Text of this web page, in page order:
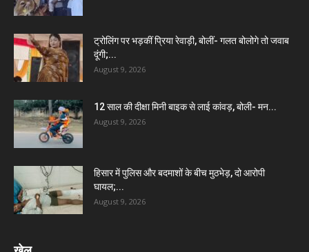
ट्रोलिंग पर भड़कीं प्रिया रेवाड़ी, बोलीं- गलत बोलोगे तो जवाब
दूंगी;...
August 9, 2026
12 साल की दीक्षा मिनी बाइक से लाई कांवड़, बोली- मन...
August 9, 2026
हिसार में पुलिस और बदमाशों के बीच मुठभेड़, दो आरोपी
घायल;...
August 9, 2026